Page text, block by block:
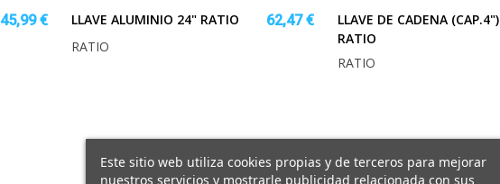
45,99 €
LLAVE ALUMINIO 24" RATIO
62,47 €
RATIO
LLAVE DE CADENA (CAP.4")
RATIO
RATIO
Este sitio web utiliza cookies propias y de terceros para mejorar
nuestros servicios y mostrarle publicidad relacionada con sus